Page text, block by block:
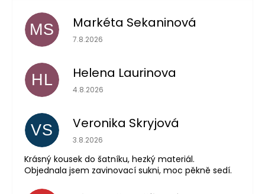
MS Markéta Sekaninová
Hodnocení obchodu je 5 z 5 hvězdiček.
7.8.2026
HL Helena Laurinova
Hodnocení obchodu je 5 z 5 hvězdiček.
4.8.2026
VS Veronika Skryjová
Hodnocení obchodu je 5 z 5 hvězdiček.
3.8.2026
Krásný kousek do šatníku, hezký materiál.
Objednala jsem zavinovací sukni, moc pěkně sedí.